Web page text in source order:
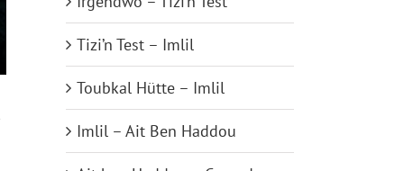
Tizi’n Test – Imlil
Toubkal Hütte – Imlil
Imlil – Ait Ben Haddou